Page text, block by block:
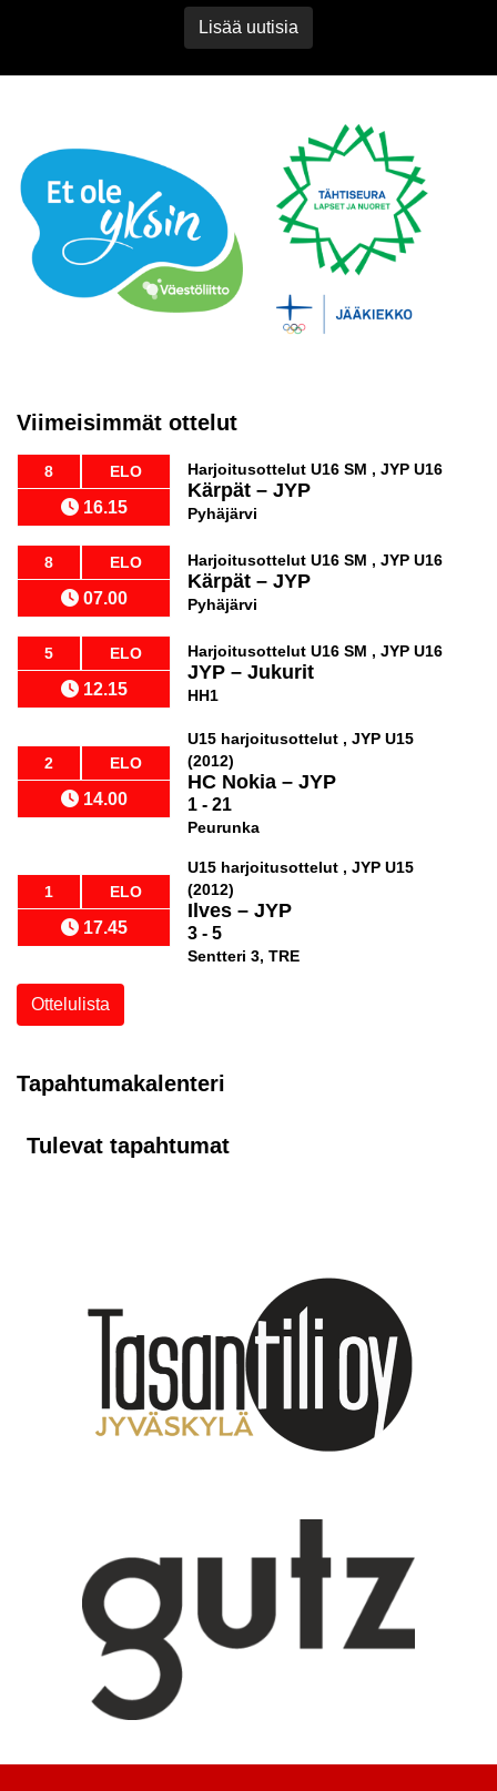
Lisää uutisia
Viimeisimmät ottelut
8 ELO
16.15
Harjoitusottelut U16 SM , JYP U16
Kärpät –JYP
Pyhäjärvi
8 ELO
07.00
Harjoitusottelut U16 SM , JYP U16
Kärpät –JYP
Pyhäjärvi
5 ELO
12.15
Harjoitusottelut U16 SM , JYP U16
JYP –Jukurit
HH1
2 ELO
14.00
U15 harjoitusottelut , JYP U15
(2012)
HC Nokia –JYP
1 - 21
Peurunka
1 ELO
17.45
U15 harjoitusottelut , JYP U15
(2012)
Ilves –JYP
3 - 5
Sentteri 3, TRE
Ottelulista
Tapahtumakalenteri
Tulevat tapahtumat